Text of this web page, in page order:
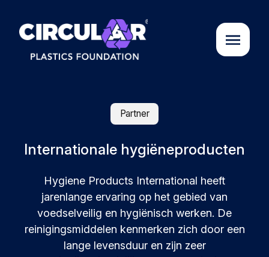
Partners
Initiatieven
Partner
Internationale hygiëneproducten
Hygiene Products International heeft
jarenlange ervaring op het gebied van
voedselveilig en hygiënisch werken. De
reinigingsmiddelen kenmerken zich door een
lange levensduur en zijn zeer